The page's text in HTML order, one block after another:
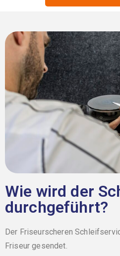
Wie wird der
durchgeführt?
Der Friseurscheren
Friseur gesendet.